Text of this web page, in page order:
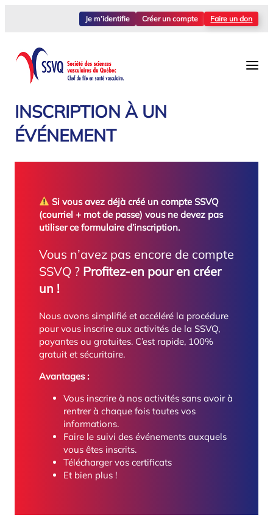
Je m’identifie Créer un compte Faire un don
INSCRIPTION À UN
ÉVÉNEMENT
Si vous avez déjà créé un compte SSVQ
(courriel + mot de passe) vous ne devez pas
utiliser ce formulaire d’inscription.
Vous n’avez pas encore de compte
SSVQ ? Profitez-en pour en créer
un !
Nous avons simplifié et accéléré la procédure
pour vous inscrire aux activités de la SSVQ,
payantes ou gratuites. C’est rapide, 100%
gratuit et sécuritaire.
Avantages :
Vous inscrire à nos activités sans avoir à
rentrer à chaque fois toutes vos
informations.
Faire le suivi des événements auxquels
vous êtes inscrits.
Télécharger vos certificats
Et bien plus !